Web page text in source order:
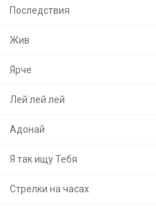
Последствия
Жив
Ярче
Лей лей лей
Адонай
Я так ищу Тебя
Стрелки на часах